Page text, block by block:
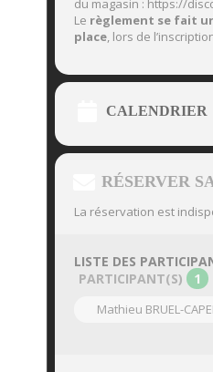
du magasin : https://
Le règlement se fait
place, lors de
CALENDRIER
RÉSERVER
La réservation est
LISTE DES
PARTICIPANT(S)
1
Mathieu BRUEL-